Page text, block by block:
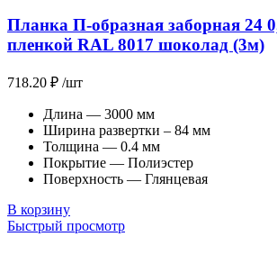
Планка П-образная заборная 24
пленкой RAL 8017 шоколад (3м)
718.20 ₽ /шт
Длина — 3000 мм
Ширина развертки – 84 мм
Толщина — 0.4 мм
Покрытие — Полиэстер
Поверхность — Глянцевая
В корзину
Быстрый просмотр